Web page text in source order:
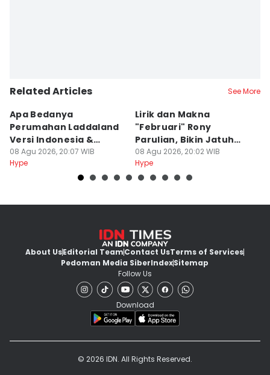
Related Articles See More
Apa Bedanya
Perumahan Laddaland
Versi Indonesia &
Thailand?
08 Agu 2026, 20:07 WIB
Hype
Lirik dan Makna
"Februari" Rony
Parulian, Bikin Jatuh
Cinta?
08 Agu 2026, 20:02 WIB
Hype
About UsEditorial TeamContact UsTerms of Services
Pedoman Media SiberIndexSitemap
Follow Us
Download
© 2026 IDN. All Rights Reserved.